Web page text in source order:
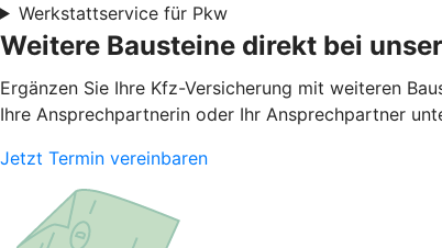
Werkstattservice für Pkw
Weitere Bausteine direkt bei
Ergänzen Sie Ihre Kfz-Versicherung mit weiteren
Ihre Ansprechpartnerin oder Ihr Ansprechpartner
Jetzt Termin vereinbaren